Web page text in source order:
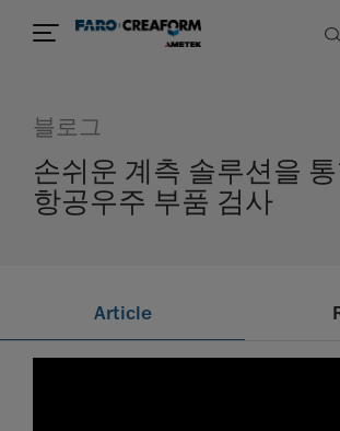
블로그
손쉬운 계측 솔루션을
항공우주 부품 검사
Article